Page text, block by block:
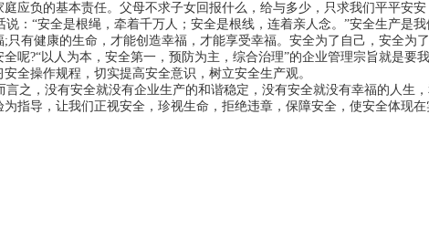
庭应负的基本责任。父母不求子女回报什么，给与多少，只求我们平平安
：“安全是根绳，牵着千万人；安全是根线，连着亲人念。”安全生产是
;只有健康的生命，才能创造幸福，才能享受幸福。安全为了自己，安全
全呢?“以人为本，安全第一，预防为主，综合治理”的企业管理宗旨就是
安全操作规程，切实提高安全意识，树立安全生产观。
之，没有安全就没有企业生产的和谐稳定，没有安全就没有幸福的人生
为指导，让我们正视安全，珍视生命，拒绝违章，保障安全，使安全体现